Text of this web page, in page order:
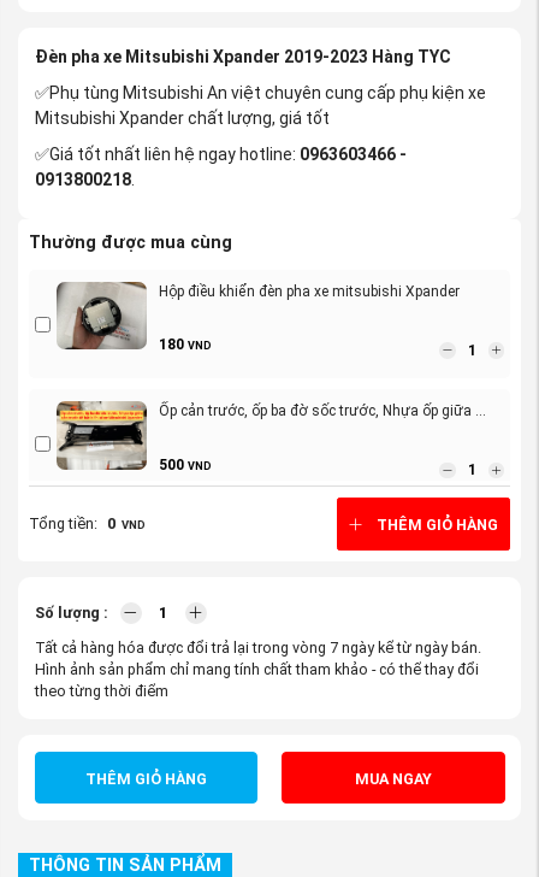
Đèn pha xe Mitsubishi Xpander 2019-2023 Hàng TYC
✅Phụ tùng Mitsubishi An việt chuyên cung cấp phụ kiện xe
Mitsubishi Xpander chất lượng, giá tốt
✅Giá tốt nhất liên hệ ngay hotline: 0963603466 -
0913800218.
Thường được mua cùng
Hộp điều khiển đèn pha xe mitsubishi Xpander
180 VND
Ốp cản trước, ốp ba đờ sốc trước, Nhựa ốp giữa ...
500 VND
Cản Trước xe Mitsubishi Xpander 2022-2023
Tổng tiền: 0 VND THÊM GIỎ HÀNG
Số lượng :
Tất cả hàng hóa được đổi trả lại trong vòng 7 ngày kể từ ngày bán.
Hình ảnh sản phẩm chỉ mang tính chất tham khảo - có thể thay đổi
theo từng thời điểm
THÊM GIỎ HÀNG MUA NGAY
THÔNG TIN SẢN PHẨM